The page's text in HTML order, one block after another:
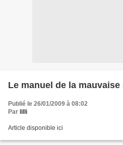
Le manuel de la
Publié le 26/01/2009 à 08:02
Par lilli
Article disponible ici